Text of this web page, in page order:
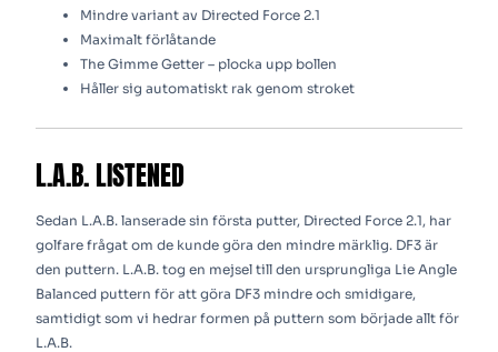
Mindre variant av Directed Force 2.1
Maximalt förlåtande
The Gimme Getter – plocka upp bollen
Håller sig automatiskt rak genom stroket
L.A.B. LISTENED
Sedan L.A.B. lanserade sin första putter, Directed Force 2.1, har
golfare frågat om de kunde göra den mindre märklig. DF3 är
den puttern. L.A.B. tog en mejsel till den ursprungliga Lie Angle
Balanced puttern för att göra DF3 mindre och smidigare,
samtidigt som vi hedrar formen på puttern som började allt för
L.A.B.